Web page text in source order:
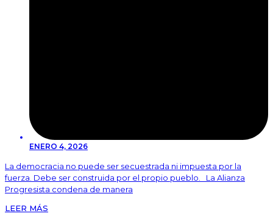
ENERO 4, 2026
La democracia no puede ser secuestrada ni impuesta por la
fuerza. Debe ser construida por el propio pueblo. La Alianza
Progresista condena de manera
LEER MÁS